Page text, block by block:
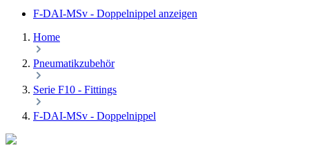
F-DAI-MSv - Doppelnippel anzeigen
Home
Pneumatikzubehör
Serie F10 - Fittings
F-DAI-MSv - Doppelnippel